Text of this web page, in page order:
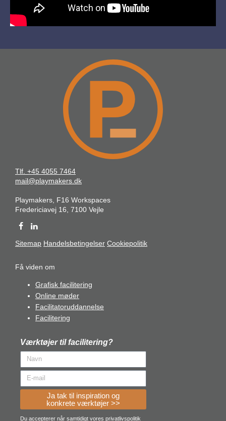
Tlf. +45 4055 7464
mail@playmakers.dk
Playmakers, F16 Workspaces
Fredericiavej 16, 7100 Vejle
Sitemap Handelsbetingelser Cookiepolitik
Få viden om
Grafisk facilitering
Online møder
Facilitatoruddannelse
Facilitering
Værktøjer til facilitering?
Ja tak til inspiration og
konkrete værktøjer >>
Du accepterer når samtidigt vores privatlivspolitik